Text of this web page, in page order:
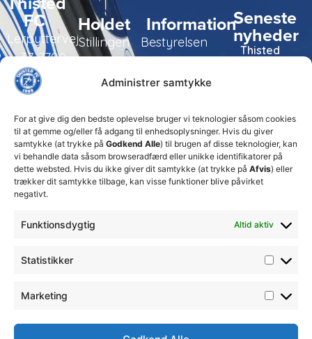
Administrer samtykke
For at give dig den bedste oplevelse bruger vi teknologier såsom cookies
til at gemme og/eller få adgang til enhedsoplysninger. Hvis du giver
samtykke (at trykke på Godkend Alle) til brugen af disse teknologier, kan
vi behandle data såsom browseradfærd eller unikke identifikatorer på
dette websted. Hvis du ikke giver dit samtykke (at trykke på Afvis) eller
trækker dit samtykke tilbage, kan visse funktioner blive påvirket
negativt.
Funktionsdygtig Altid aktiv
Statistikker
Marketing
FC
Lerpyttervej
37, 7700
Thisted
99 19
19
Holdet
Stillingen
Trænerteamet
Information
Bestyrelsen
ledelse
Erhverv
Club 500
Seneste
nyheder
Thisted
for at
sikre
klubbens
fremtid
15. juli 2026
𝘀𝗽𝗶𝗹𝗹𝗲𝗿
17. april 2026
Velkommen
til Emilie
7. februar